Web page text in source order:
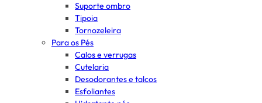
Suporte ombro
Tipoia
Tornozeleira
Para os Pés
Calos e verrugas
Cutelaria
Desodorantes e talcos
Esfoliantes